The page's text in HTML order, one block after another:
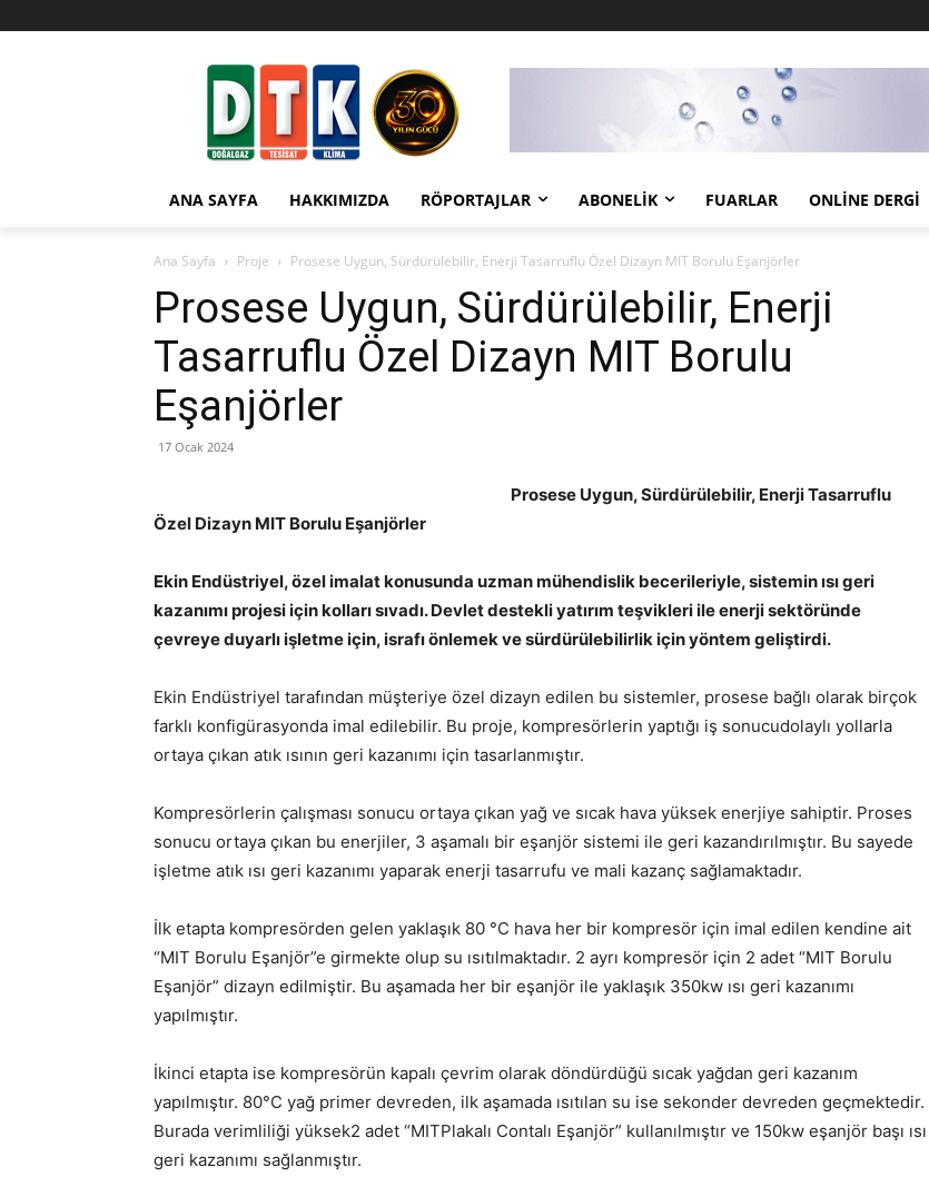
ANA SAYFA HAKKIMIZDA RÖPORTAJLAR ABONELIK FUARLAR ONLINE DERGI
Ana Sayfa Proje Prosese Uygun, Sürdürülebilir, Enerji Tasarruflu Özel Dizayn MIT Borulu Eşanjörler
Prosese Uygun, Sürdürülebilir, Enerji
Tasarruflu Özel Dizayn MIT Borulu
Eşanjörler
17 Ocak 2024
Prosese Uygun, Sürdürülebilir, Enerji Tasarruflu
Özel Dizayn MIT Borulu Eşanjörler
Ekin Endüstriyel, özel imalat konusunda uzman mühendislik becerileriyle, sistemin ısı geri
kazanımı projesi için kolları sıvadı. Devlet destekli yatırım teşvikleri ile enerji sektöründe
çevreye duyarlı işletme için, israfı önlemek ve sürdürülebilirlik için yöntem geliştirdi.
Ekin Endüstriyel tarafından müşteriye özel dizayn edilen bu sistemler, prosese bağlı olarak birçok
farklı konfigürasyonda imal edilebilir. Bu proje, kompresörlerin yaptığı iş sonucudolaylı yollarla
ortaya çıkan atık ısının geri kazanımı için tasarlanmıştır.
Kompresörlerin çalışması sonucu ortaya çıkan yağ ve sıcak hava yüksek enerjiye sahiptir. Proses
sonucu ortaya çıkan bu enerjiler, 3 aşamalı bir eşanjör sistemi ile geri kazandırılmıştır. Bu sayede
işletme atık ısı geri kazanımı yaparak enerji tasarrufu ve mali kazanç sağlamaktadır.
İlk etapta kompresörden gelen yaklaşık 80 °C hava her bir kompresör için imal edilen kendine ait
“MIT Borulu Eşanjör”e girmekte olup su ısıtılmaktadır. 2 ayrı kompresör için 2 adet “MIT Borulu
Eşanjör” dizayn edilmiştir. Bu aşamada her bir eşanjör ile yaklaşık 350kw ısı geri kazanımı
yapılmıştır.
İkinci etapta ise kompresörün kapalı çevrim olarak döndürdüğü sıcak yağdan geri kazanım
yapılmıştır. 80°C yağ primer devreden, ilk aşamada ısıtılan su ise sekonder devreden geçmektedir.
Burada verimliliği yüksek2 adet “MITPlakalı Contalı Eşanjör” kullanılmıştır ve 150kw eşanjör başı ısı
geri kazanımı sağlanmıştır.